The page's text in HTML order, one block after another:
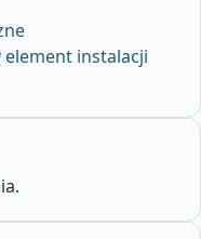
element instalacji